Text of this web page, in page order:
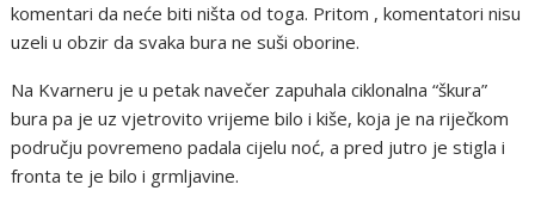
komentari da neće biti ništa od toga. Pritom , komentatori nisu
uzeli u obzir da svaka bura ne suši oborine.
Na Kvarneru je u petak navečer zapuhala ciklonalna “škura”
bura pa je uz vjetrovito vrijeme bilo i kiše, koja je na riječkom
području povremeno padala cijelu noć, a pred jutro je stigla i
fronta te je bilo i grmljavine.